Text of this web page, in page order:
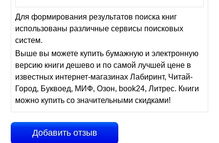
Для формирования результатов поиска книг
использованы различные сервисы поисковых
систем.
Выше вы можете купить бумажную и электронную
версию книги дешево и по самой лучшей цене в
известных интернет-магазинах Лабиринт, Читай-
Город, Буквоед, МИФ, Озон, book24, Литрес. Книги
можно купить со значительными скидками!
Добавить отзыв